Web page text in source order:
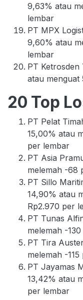
9,63% atau
lembar
PT MPX
9,60% atau
lembar
PT Ketrosden
atau menguat
20 Top
PT Pelat
15,00% atau
per lembar
PT Asia
melemah -68
PT Sillo
14,90% atau
Rp2.970 per
PT Tunas
melemah -
PT Tira
melemah -
PT Jayamas
13,42% atau
per lembar